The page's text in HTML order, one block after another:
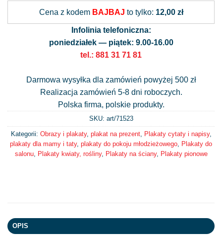
Cena z kodem BAJBAJ to tylko: 12,00 zł
Infolinia telefoniczna:
poniedziałek — piątek: 9.00-16.00
tel.: 881 31 71 81
Darmowa wysyłka dla zamówień powyżej 500 zł
Realizacja zamówień 5-8 dni roboczych.
Polska firma, polskie produkty.
SKU: art/71523
Kategorii: Obrazy i plakaty, plakat na prezent, Plakaty cytaty i napisy,
plakaty dla mamy i taty, plakaty do pokoju młodzieżowego
Plakaty do
salonu, Plakaty kwiaty, rośliny, Plakaty na ściany, Plakaty pionowe
OPIS